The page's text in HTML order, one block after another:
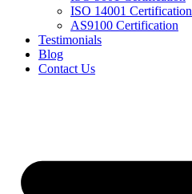
ISO 14001 Certification
AS9100 Certification
Testimonials
Blog
Contact Us